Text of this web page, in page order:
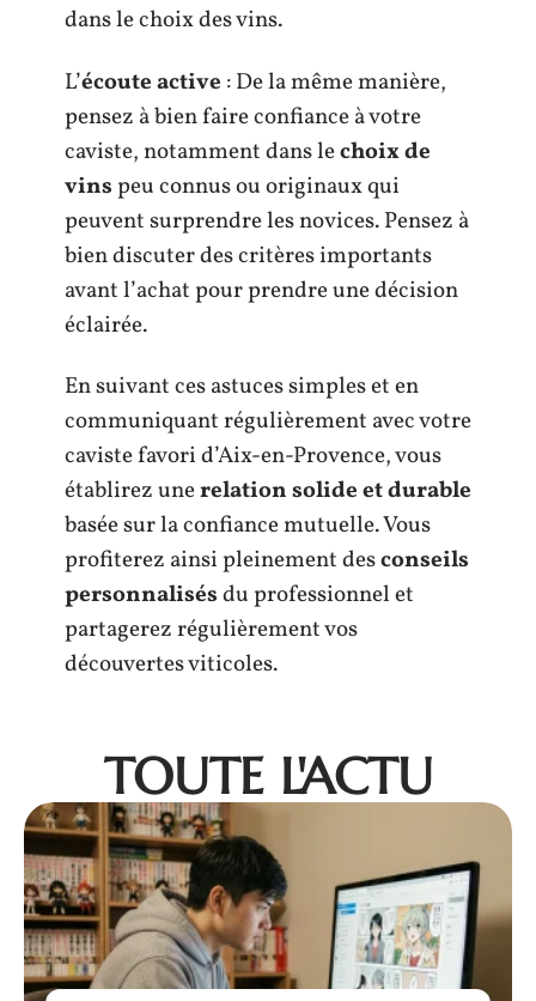
dans le choix des vins.
L’écoute active : De la même manière,
pensez à bien faire confiance à votre
caviste, notamment dans lechoix de
vinspeu connus ou originaux qui
peuvent surprendre les novices. Pensez à
bien discuter des critères importants
avant l’achat pour prendre une décision
éclairée.
En suivant ces astuces simples et en
communiquant régulièrement avec votre
caviste favori d’Aix-en-Provence, vous
établirez unerelation solide et durable
basée sur la confiance mutuelle. Vous
profiterez ainsi pleinement desconseils
personnalisésdu professionnel et
partagerez régulièrement vos
découvertes viticoles.
TOUTE L'ACTU